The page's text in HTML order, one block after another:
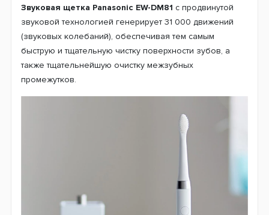
Звуковая щетка Panasonic EW-DM81 с продвинутой
звуковой технологией генерирует 31 000 движений
(звуковых колебаний), обеспечивая тем самым
быструю и тщательную чистку поверхности зубов, а
также тщательнейшую очистку межзубных
промежутков.